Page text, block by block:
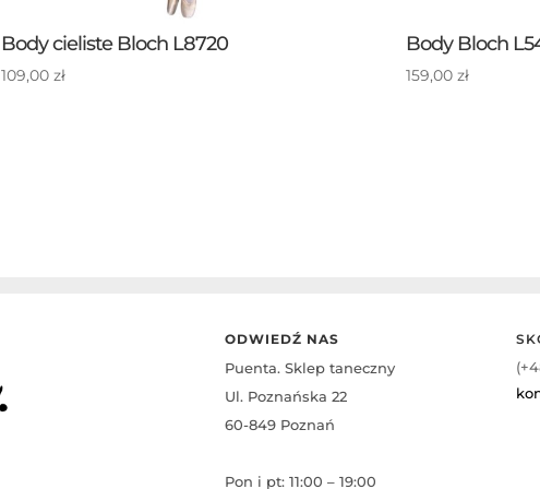
Body cieliste Bloch L8720
109,00 zł
Body Bloch
159,00zł
ODWIEDŹ NAS
Puenta. Sklep taneczny
Ul. Poznańska 22
60-849 Poznań
Pon i pt: 11:00 – 19:00